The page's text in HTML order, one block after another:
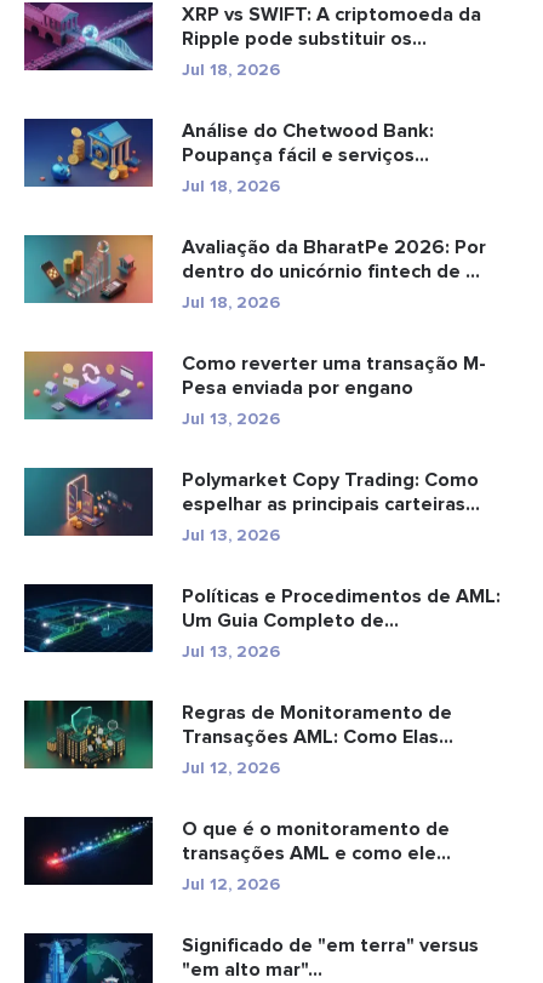
XRP vs SWIFT: A criptomoeda da
Ripple pode substituir os
pagamento...
Jul 18, 2026
Análise do Chetwood Bank:
Poupança fácil e serviços
bancários...
Jul 18, 2026
Avaliação da BharatPe 2026: Por
dentro do unicórnio fintech de ...
Jul 18, 2026
Como reverter uma transação M-
Pesa enviada por engano
Jul 13, 2026
Polymarket Copy Trading: Como
espelhar as principais carteiras
com...
Jul 13, 2026
Políticas e Procedimentos de AML:
Um Guia Completo de
Conformidade
Jul 13, 2026
Regras de Monitoramento de
Transações AML: Como Elas
Detectam Cr...
Jul 12, 2026
O que é o monitoramento de
transações AML e como ele
funciona?
Jul 12, 2026
Significado de "em terra" versus
"em alto mar"...